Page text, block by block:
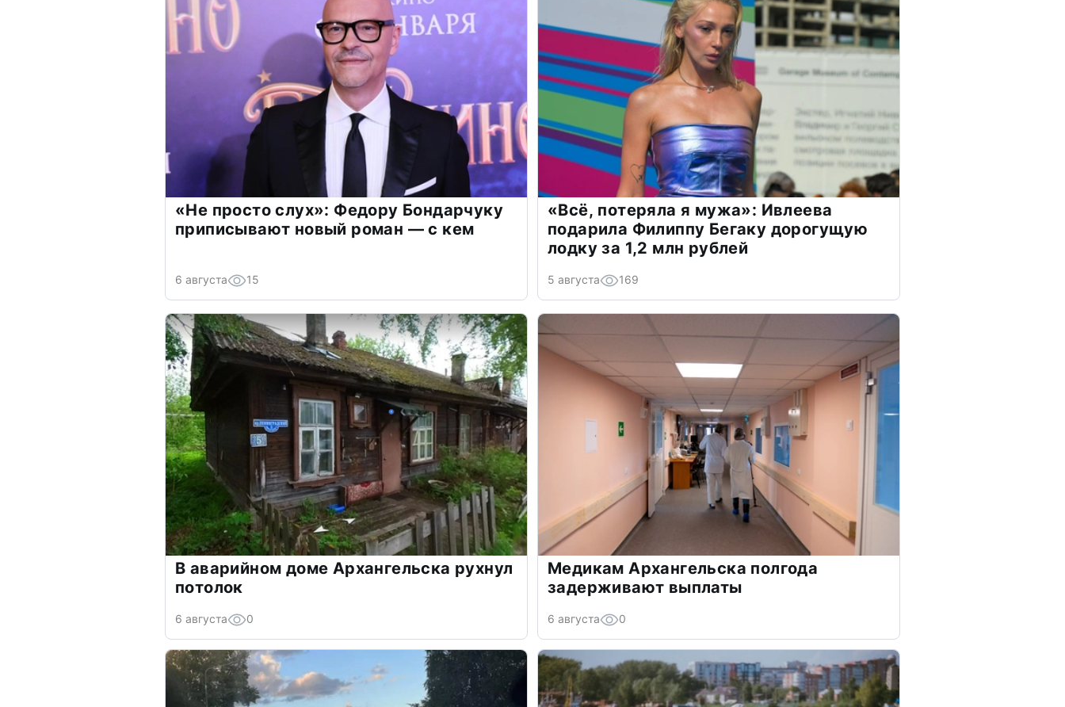
«Не просто слух»: Федору Бондарчуку
приписывают новый роман — с кем
6 августа 15
«Всё, потеряла я мужа»: Ивлеева
подарила Филиппу Бегаку дорогущую
лодку за 1,2 млн рублей
5 августа 169
В аварийном доме Архангельска рухнул
потолок
6 августа 0
Медикам Архангельска полгода
задерживают выплаты
6 августа 0